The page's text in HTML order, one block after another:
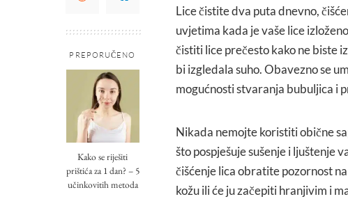
PREPORUČENO
Kako se riješiti
prištića za 1 dan? – 5
učinkovitih metoda
Lice čistite dva puta dnevno,
uvjetima kada je vaše lice
čistiti lice prečesto kako ne biste
bi izgledala suho. Obavezno se
mogućnosti stvaranja bubuljica i
Nikada nemojte koristiti obične
što pospješuje sušenje i ljuštenje
čišćenje lica obratite pozornost
kožu ili će ju začepiti hranjivim i